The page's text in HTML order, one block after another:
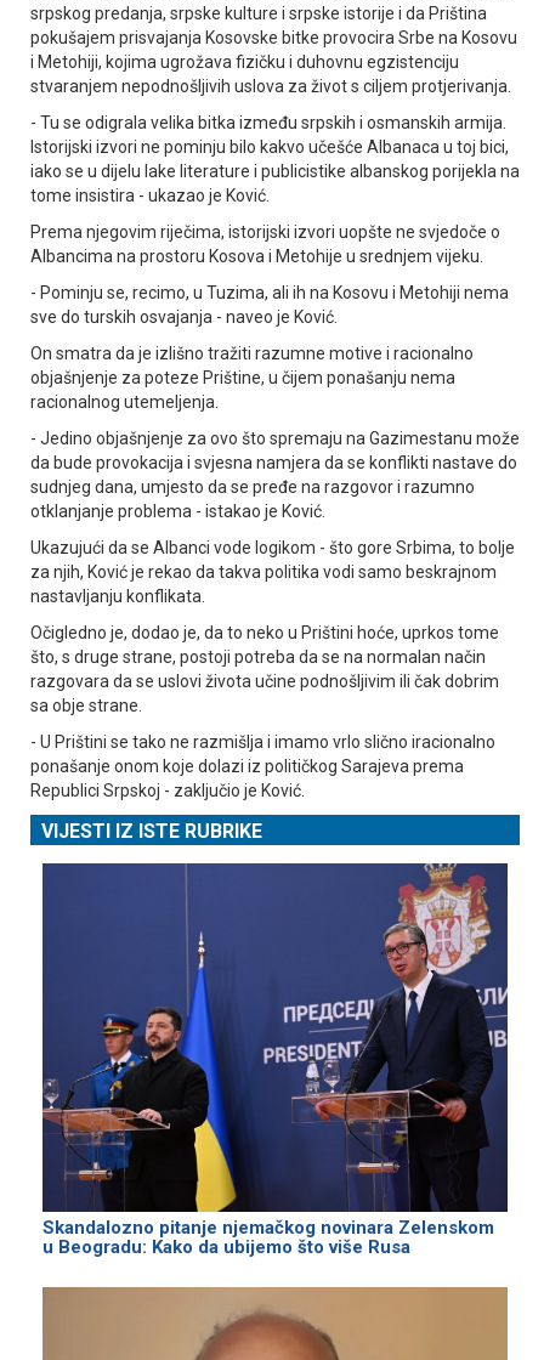
srpskog predanja, srpske kulture i srpske istorije i da Priština
pokušajem prisvajanja Kosovske bitke provocira Srbe na Kosovu
i Metohiji, kojima ugrožava fizičku i duhovnu egzistenciju
stvaranjem nepodnošljivih uslova za život s ciljem protjerivanja.
- Tu se odigrala velika bitka između srpskih i osmanskih armija.
Istorijski izvori ne pominju bilo kakvo učešće Albanaca u toj bici,
iako se u dijelu lake literature i publicistike albanskog porijekla na
tome insistira - ukazao je Ković.
Prema njegovim riječima, istorijski izvori uopšte ne svjedoče o
Albancima na prostoru Kosova i Metohije u srednjem vijeku.
- Pominju se, recimo, u Tuzima, ali ih na Kosovu i Metohiji nema
sve do turskih osvajanja - naveo je Ković.
On smatra da je izlišno tražiti razumne motive i racionalno
objašnjenje za poteze Prištine, u čijem ponašanju nema
racionalnog utemeljenja.
- Јedino objašnjenje za ovo što spremaju na Gazimestanu može
da bude provokacija i svjesna namjera da se konflikti nastave do
sudnjeg dana, umjesto da se pređe na razgovor i razumno
otklanjanje problema - istakao je Ković.
Ukazujući da se Albanci vode logikom - što gore Srbima, to bolje
za njih, Ković je rekao da takva politika vodi samo beskrajnom
nastavljanju konflikata.
Očigledno je, dodao je, da to neko u Prištini hoće, uprkos tome
što, s druge strane, postoji potreba da se na normalan način
razgovara da se uslovi života učine podnošljivim ili čak dobrim
sa obje strane.
- U Prištini se tako ne razmišlja i imamo vrlo slično iracionalno
ponašanje onom koje dolazi iz političkog Sarajeva prema
Republici Srpskoj - zaključio je Ković.
VIJESTI IZ ISTE RUBRIKE
Skandalozno pitanje njemačkog novinara Zelenskom
u Beogradu: Kako da ubijemo što više Rusa